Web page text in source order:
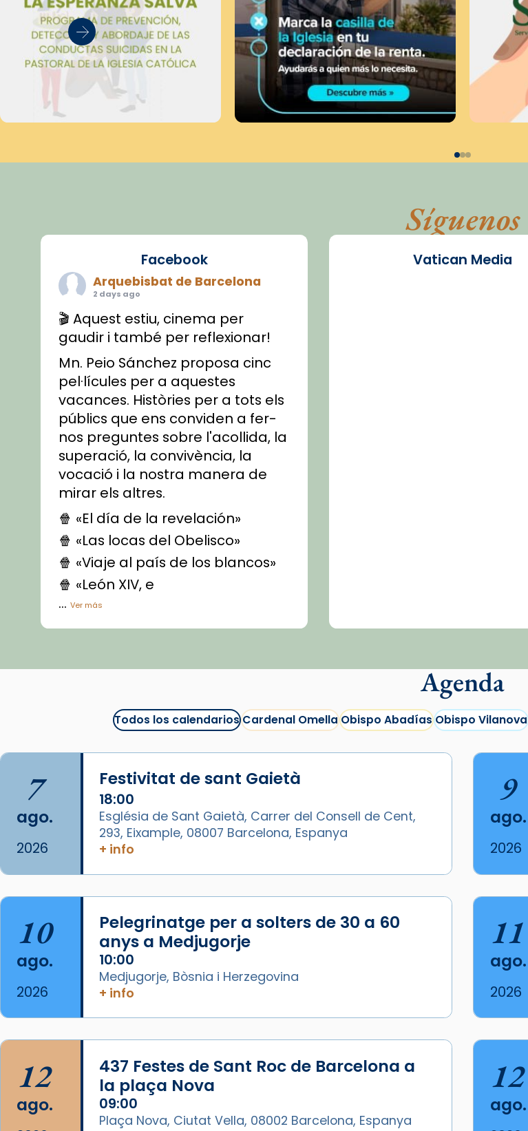
Síguenos
Facebook
Arquebisbat de Barcelona
2 days ago
🎬 Aquest estiu, cinema per
gaudir i també per reflexionar!
Mn. Peio Sánchez proposa cinc
pel·lícules per a aquestes
vacances. Històries per a tots els
públics que ens conviden a fer-
nos preguntes sobre l'acollida, la
superació, la convivència, la
vocació i la nostra manera de
mirar els altres.
🍿 «El día de la revelación»
🍿 «Las locas del Obelisco»
🍿 «Viaje al país de los blancos»
🍿 «León XIV, e
...Ver más
Vídeo
La Carmina va patir depressió.
arribar el seu testimoni al papa
Lleó XIV.
Recupera l'entrevista
compVatican News tican News 👇
Foto
View on Facebook Share
Arquebisbat de Barcelona
Semproniana ens ajuden a alçar
la mirada»
Mons. Sergi Gordo, bisbe de
Tortosa, ha presidit aquest 27 de
Vatican Media
Agenda
Todos los calendariosCardenal OmellaObispo AbadíasObispo Vilanova
7
ago.
2026
Festivitat de sant Gaietà
18:00
Església de Sant Gaietà, Carrer del Consell de Cent,
293, Eixample, 08007 Barcelona, Espanya
+ info
9
ago.
2026
10
ago.
2026
Pelegrinatge per a solters de 30 a 60
anys a Medjugorje
10:00
Medjugorje, Bòsnia i Herzegovina
+ info
11
ago.
2026
12
ago.
437 Festes de Sant Roc de Barcelona a
la plaça Nova
09:00
Plaça Nova, Ciutat Vella, 08002 Barcelona, Espanya
12
ago.